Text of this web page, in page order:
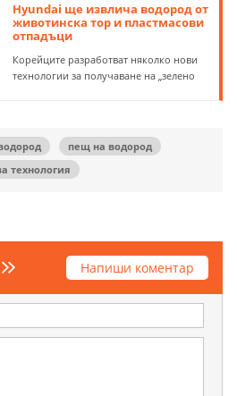
Hyundai ще извлича водород от
животинска тор и пластмасови
отпадъци
Корейците разработват няколко нови
технологии за получаване на „зелено
пещ на водород
технология
Напиши коментар